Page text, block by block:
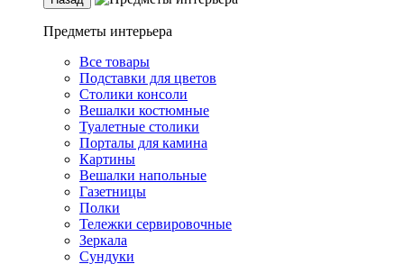
Предметы интерьера
Все товары
Подставки для цветов
Столики консоли
Вешалки костюмные
Туалетные столики
Порталы для камина
Картины
Вешалки напольные
Газетницы
Полки
Тележки сервировочные
Зеркала
Сундуки